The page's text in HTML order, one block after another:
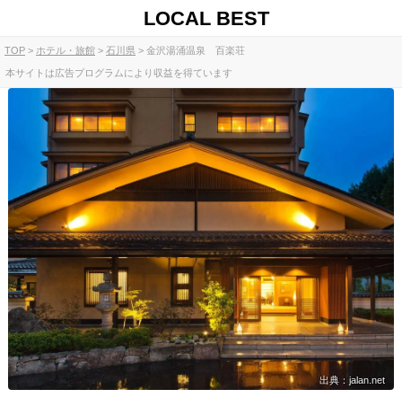
LOCAL BEST
TOP ホテル・旅館 石川県 金沢湯涌温泉 百楽荘
本サイトは広告プログラムにより収益を得ています
出典：jalan.net